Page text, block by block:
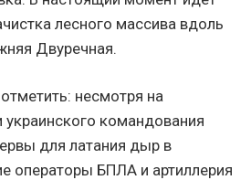
лесного массива вдоль
Двуречная.
несмотря на
командования
для латания дыр в
операторы БПЛА и артиллерия